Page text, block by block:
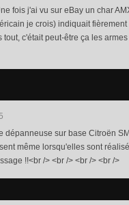
fois j'ai vu sur eBay un char
je crois) indiquait
c'était peut-être ça les
dépanneuse sur base Citroën
même lorsqu'elles sont
!!<br /> <br /> <br /> <br />